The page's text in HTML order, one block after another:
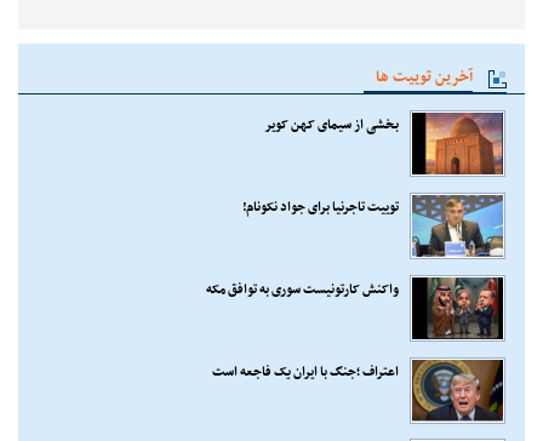
آخرین توییت ها
بخشی از سیمای کهن کویر
توییت تاجرنیا برای جواد نکونام!
واکنش کارتونیست سوری به توافق مکه
اعتراف ؛جنگ با ایران یک فاجعه است